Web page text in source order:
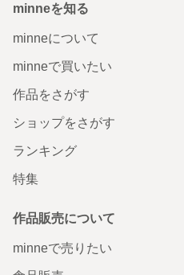
minneを知る
minneについて
minneで買いたい
作品をさがす
ショップをさがす
ランキング
特集
作品販売について
minneで売りたい